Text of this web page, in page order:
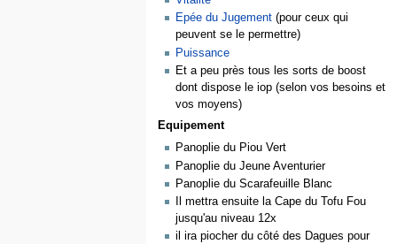
Epée du Jugement (pour ceux qui
peuvent se le permettre)
Puissance
Et a peu près tous les sorts de boost
dont dispose le iop (selon vos besoins et
vos moyens)
Equipement
Panoplie du Piou Vert
Panoplie du Jeune Aventurier
Panoplie du Scarafeuille Blanc
Il mettra ensuite la Cape du Tofu Fou
jusqu'au niveau 12x
il ira piocher du côté des Dagues pour